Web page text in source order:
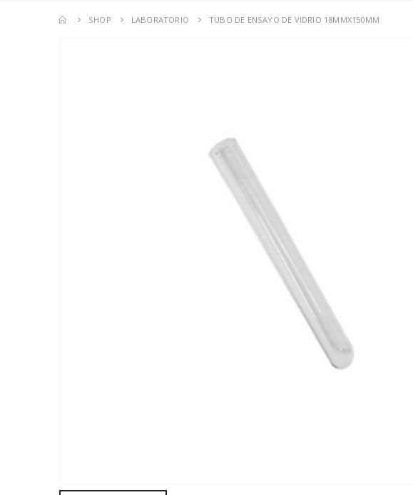
SHOP LABORATORIO TUBO DE ENSAYO DE VIDRIO 18MMX150MM